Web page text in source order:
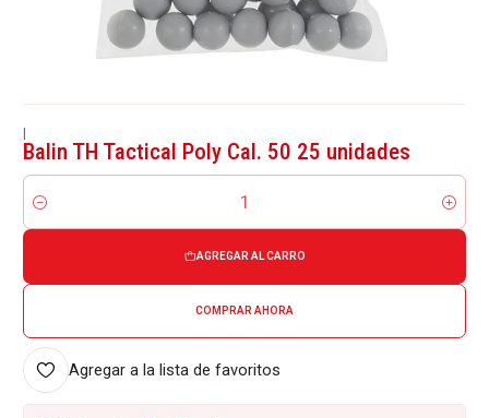
|
Balin TH Tactical Poly Cal. 50 25 unidades
Cantidad
AGREGAR AL CARRO
COMPRAR AHORA
Agregar a la lista de favoritos